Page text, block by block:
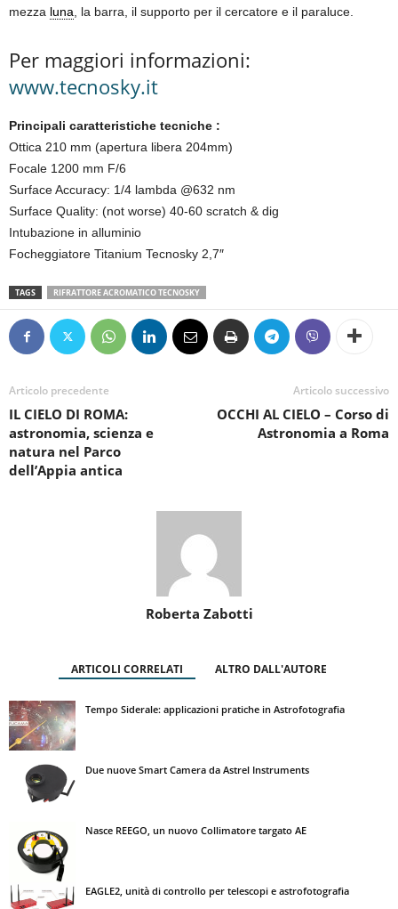
mezza luna , la barra, il supporto per il cercatore e il paraluce.
Per maggiori informazioni:
www.tecnosky.it
Principali caratteristiche tecniche :
Ottica 210 mm (apertura libera 204mm)
Focale 1200 mm F/6
Surface Accuracy: 1/4 lambda @632 nm
Surface Quality: (not worse) 40-60 scratch & dig
Intubazione in alluminio
Focheggiatore Titanium Tecnosky 2,7″
TAGS RIFRATTORE ACROMATICO TECNOSKY
Articolo precedente
IL CIELO DI ROMA:
astronomia, scienza e
natura nel Parco
dell’Appia antica
Articolo successivo
OCCHI AL CIELO – Corso di
Astronomia a Roma
Roberta Zabotti
ARTICOLI CORRELATI ALTRO DALL'AUTORE
Tempo Siderale: applicazioni pratiche in Astrofotografia
Due nuove Smart Camera da Astrel Instruments
Nasce REEGO, un nuovo Collimatore targato AE
EAGLE2, unità di controllo per telescopi e astrofotografia